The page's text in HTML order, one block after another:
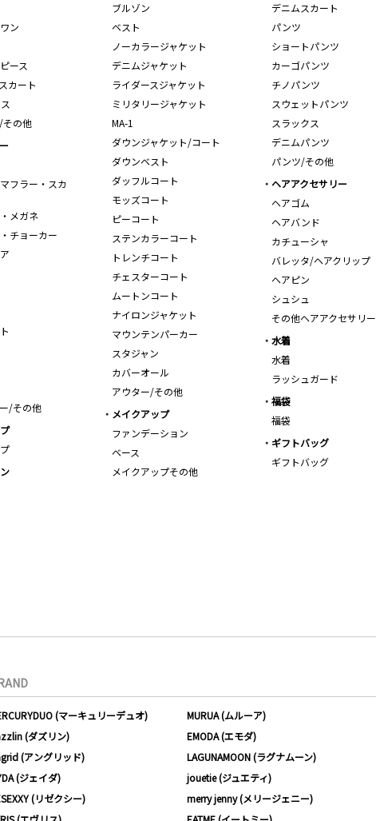
ン
ース
カート
その他
ブルゾン
ベスト
ノーカラージャケット
デニムジャケット
ライダースジャケット
ミリタリージャケット
MA-1
ダウンジャケット/コート
ダウンベスト
ダッフルコート
モッズコート
ピーコート
ステンカラーコート
トレンチコート
チェスターコート
ムートンコート
ナイロンジャケット
マウンテンパーカー
スタジャン
カバーオール
アウター/その他
デニムスカート
パンツ
ショートパンツ
カーゴパンツ
チノパンツ
スウェットパンツ
スラックス
デニムパンツ
パンツ/その他
フラー・スカ
メガネ
チョーカー
/その他
ヘアアクセサリー
ヘアゴム
ヘアバンド
カチューシャ
バレッタ/ヘアクリップ
ヘアピン
シュシュ
その他ヘアアクセサリー
水着
水着
ラッシュガード
福袋
福袋
メイクアップ
ファンデーション
ベース
メイクアップその他
ギフトバッグ
ギフトバッグ
(マーキュリーデュオ)
MURUA (ムルーア)
(ダズリン)
EMODA (エモダ)
(アングリッド)
LAGUNAMOON (ラグナムーン)
(ジェイダ)
jouetie (ジュエティ)
(リゼクシー)
merry jenny (メリージェニー)